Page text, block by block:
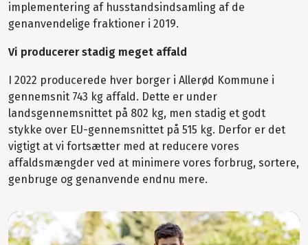
implementering af husstandsindsamling af de
genanvendelige fraktioner i 2019.
Vi producerer stadig meget affald
I 2022 producerede hver borger i Allerød Kommune i
gennemsnit 743 kg affald. Dette er under
landsgennemsnittet på 802 kg, men stadig et godt
stykke over EU-gennemsnittet på 515 kg. Derfor er det
vigtigt at vi fortsætter med at reducere vores
affaldsmængder ved at minimere vores forbrug, sortere,
genbruge og genanvende endnu mere.